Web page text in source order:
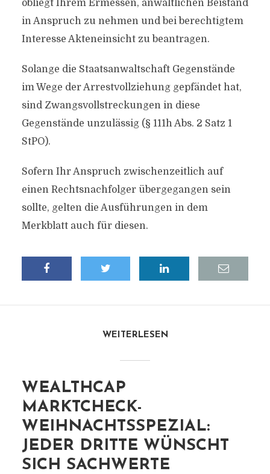
obliegt Ihrem Ermessen, anwaltlichen Beistand
in Anspruch zu nehmen und bei berechtigtem
Interesse Akteneinsicht zu beantragen.
Solange die Staatsanwaltschaft Gegenstände
im Wege der Arrestvollziehung gepfändet hat,
sind Zwangsvollstreckungen in diese
Gegenstände unzulässig (§ 111h Abs. 2 Satz 1
StPO).
Sofern Ihr Anspruch zwischenzeitlich auf
einen Rechtsnachfolger übergegangen sein
sollte, gelten die Ausführungen in dem
Merkblatt auch für diesen.
WEITERLESEN
WEALTHCAP
MARKTCHECK-
WEIHNACHTSSPEZIAL:
JEDER DRITTE WÜNSCHT
SICH SACHWERTE